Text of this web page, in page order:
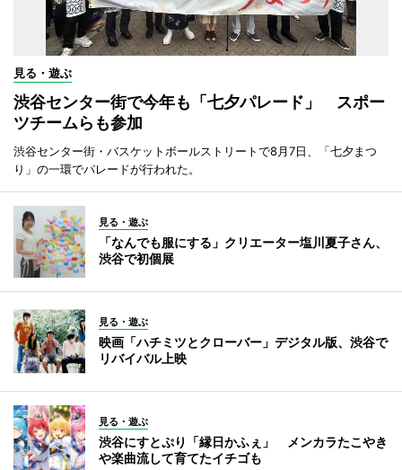
見る・遊ぶ
渋谷センター街で今年も「七夕パレード」 スポー
ツチームらも参加
渋谷センター街・バスケットボールストリートで8月7日、「七夕まつ
り」の一環でパレードが行われた。
見る・遊ぶ
「なんでも服にする」クリエーター塩川夏子さん、
渋谷で初個展
見る・遊ぶ
映画「ハチミツとクローバー」デジタル版、渋谷で
リバイバル上映
見る・遊ぶ
渋谷にすとぷり「縁日かふぇ」 メンカラたこやき
や楽曲流して育てたイチゴも